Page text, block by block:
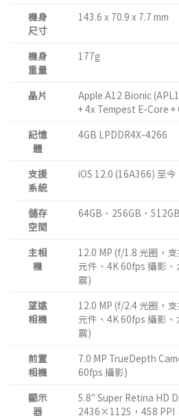
機身
尺寸
143.6 x 70.9 x 7.7 mm
機身
重量
177g
晶片
Apple A12 Bionic
+ 4x Tempest E-Core
記憶
體
4GB LPDDR4X-4266
支援
系統
iOS 12.0 (16A366) 至今
儲存
空間
64GB、256GB、512GB
主相
機
12.0 MP (f/1.8 光圈，
元件、4K 60fps 攝影
震)
望遠
相機
12.0 MP (f/2.4 光圈，
元件、4K 60fps 攝影
震)
前置
相機
7.0 MP TrueDepth
60fps 攝影)
顯示
器
5.8″ Super Retina HD
2436×1125，458 PPI